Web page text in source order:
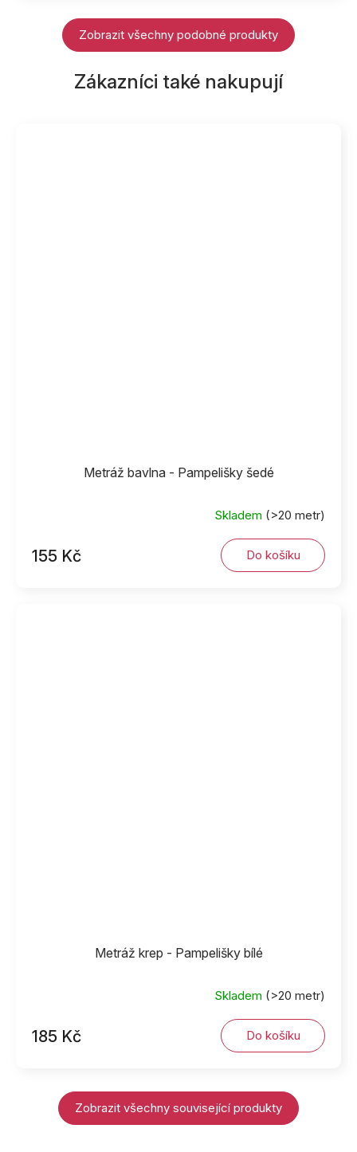
Zobrazit všechny podobné produkty
Zákazníci také nakupují
Metráž bavlna - Pampelišky šedé
Skladem (>20 metr)
155 Kč Do košíku
Metráž krep - Pampelišky bílé
Skladem (>20 metr)
185 Kč Do košíku
Zobrazit všechny související produkty